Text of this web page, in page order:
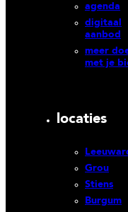
agenda
digitaal
aanbod
meer
met je
locaties
Grou
Stiens
Burgum